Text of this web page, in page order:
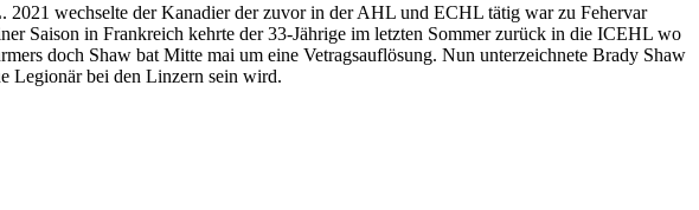
wechselte der Kanadier der zuvor in der AHL und ECHL tätig war zu Fehervar
Saison in Frankreich kehrte der 33-Jährige im letzten Sommer zurück in die ICEHL wo
doch Shaw bat Mitte mai um eine Vetragsauflösung. Nun unterzeichnete Brady Shaw
Legionär bei den Linzern sein wird.